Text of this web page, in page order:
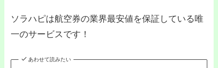
ソラハピは航空券の業界最安値を保証している唯
一のサービスです！
あわせて読みたい